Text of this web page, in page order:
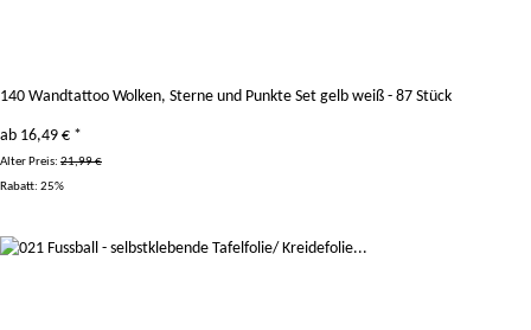
140 Wandtattoo Wolken, Sterne und Punkte Set gelb weiß - 87 Stück
ab 16,49 € *
Alter Preis: 21,99 €
Rabatt: 25%